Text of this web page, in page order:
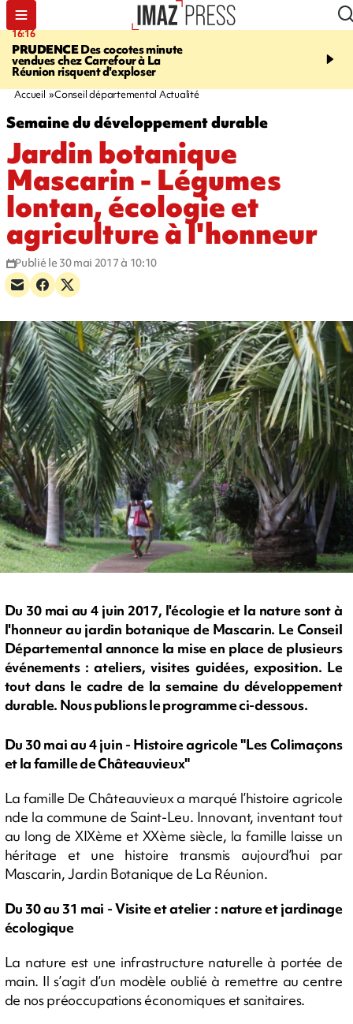
16:16
PRUDENCEDes cocotes minute
vendues chez Carrefour à La
Réunion risquent d'exploser
20:06
l'Asie, mort d'une
Accueil Conseil départemental Actualité
Semaine du développement durable
Jardin botanique
Mascarin - Légumes
lontan, écologie et
agriculture à l'honneur
Publié le 30 mai 2017 à 10:10
Du 30 mai au 4 juin 2017, l'écologie et la nature sont à
l'honneur au jardin botanique de Mascarin. Le Conseil
Départemental annonce la mise en place de plusieurs
événements : ateliers, visites guidées, exposition. Le
tout dans le cadre de la semaine du développement
durable. Nous publions le programme ci-dessous.
Du 30 mai au 4 juin - Histoire agricole "Les Colimaçons
et la famille de Châteauvieux"
La famille De Châteauvieux a marqué l’histoire agricole
nde la commune de Saint-Leu. Innovant, inventant tout
au long de XIXème et XXème siècle, la famille laisse un
héritage et une histoire transmis aujourd’hui par
Mascarin, Jardin Botanique de La Réunion.
Du 30 au 31 mai - Visite et atelier : nature et jardinage
écologique
La nature est une infrastructure naturelle à portée de
main. Il s’agit d’un modèle oublié à remettre au centre
de nos préoccupations économiques et sanitaires.